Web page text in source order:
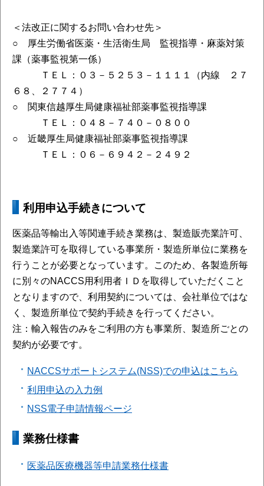
＜法改正に関するお問い合わせ先＞
○ 厚生労働省医薬・生活衛生局 監視指導・麻薬対策
課（薬事監視第一係）
ＴＥＬ：０３－５２５３－１１１１（内線 ２７
６８、２７７４）
○ 関東信越厚生局健康福祉部薬事監視指導課
ＴＥＬ：０４８－７４０－０８００
○ 近畿厚生局健康福祉部薬事監視指導課
ＴＥＬ：０６－６９４２－２４９２
利用申込手続きについて
医薬品等輸出入等関連手続き業務は、製造販売業許可、
製造業許可を取得している事業所・製造所単位に業務を
行うことが必要となっています。このため、各製造所毎
に別々のNACCS用利用者ＩＤを取得していただくこと
となりますので、利用契約については、会社単位ではな
く、製造所単位で契約手続きを行ってください。
注：輸入報告のみをご利用の方も事業所、製造所ごとの
契約が必要です。
NACCSサポートシステム(NSS)での申込はこちら
利用申込の入力例
NSS電子申請情報ページ
業務仕様書
医薬品医療機器等申請業務仕様書